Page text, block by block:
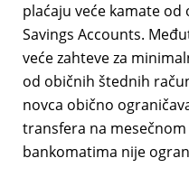
plaćaju veće kamate
Savings Accounts.
veće zahteve za
od običnih štednih
novca obično
transfera na
bankomatima nije